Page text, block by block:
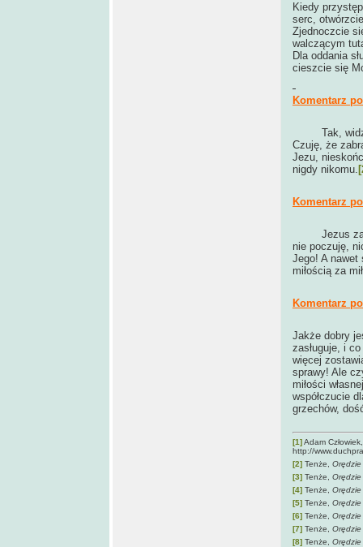
Kiedy
serc,
Zjednoczcie
walczącym
Dla oddania
cieszcie się
Komentarz
Tak,
Czuję, że
Jezu,
nigdy nikomu.
Komentarz
Jezus
nie poczuję,
Jego! A
miłością za
Komentarz
Jakże dobry
zasługuje, i
więcej
sprawy! Ale
miłości
współczucie
grzechów,
[1]Adam
http://
[2] Tenże,
[3] Tenże,
[4] Tenże,
[5] Tenże,
[6] Tenże,
[7] Tenże,
[8] Tenże,